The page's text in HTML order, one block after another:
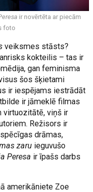
ir novērtēta ar piecām
foto
veiksmes stāsts?
kokteilis – tas ir
gan feminisma
šos šķietami
ir iespējams iestrādāt
ir jāmeklē filmas
virtuozitātē, viņš ir
Režisors ir
drāmas,
zaru ieguvušo
Peresa ir īpašs darbs
amerikāniete Zoe